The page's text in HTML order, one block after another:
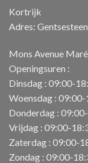
Kortrijk
Adres:
Mons Avenue
Openingsuren :
Dinsdag : 09:00-
Woensdag :
Donderdag :
Vrijdag : 09:00-
Zaterdag : 09:00-
Zondag : 09:00-